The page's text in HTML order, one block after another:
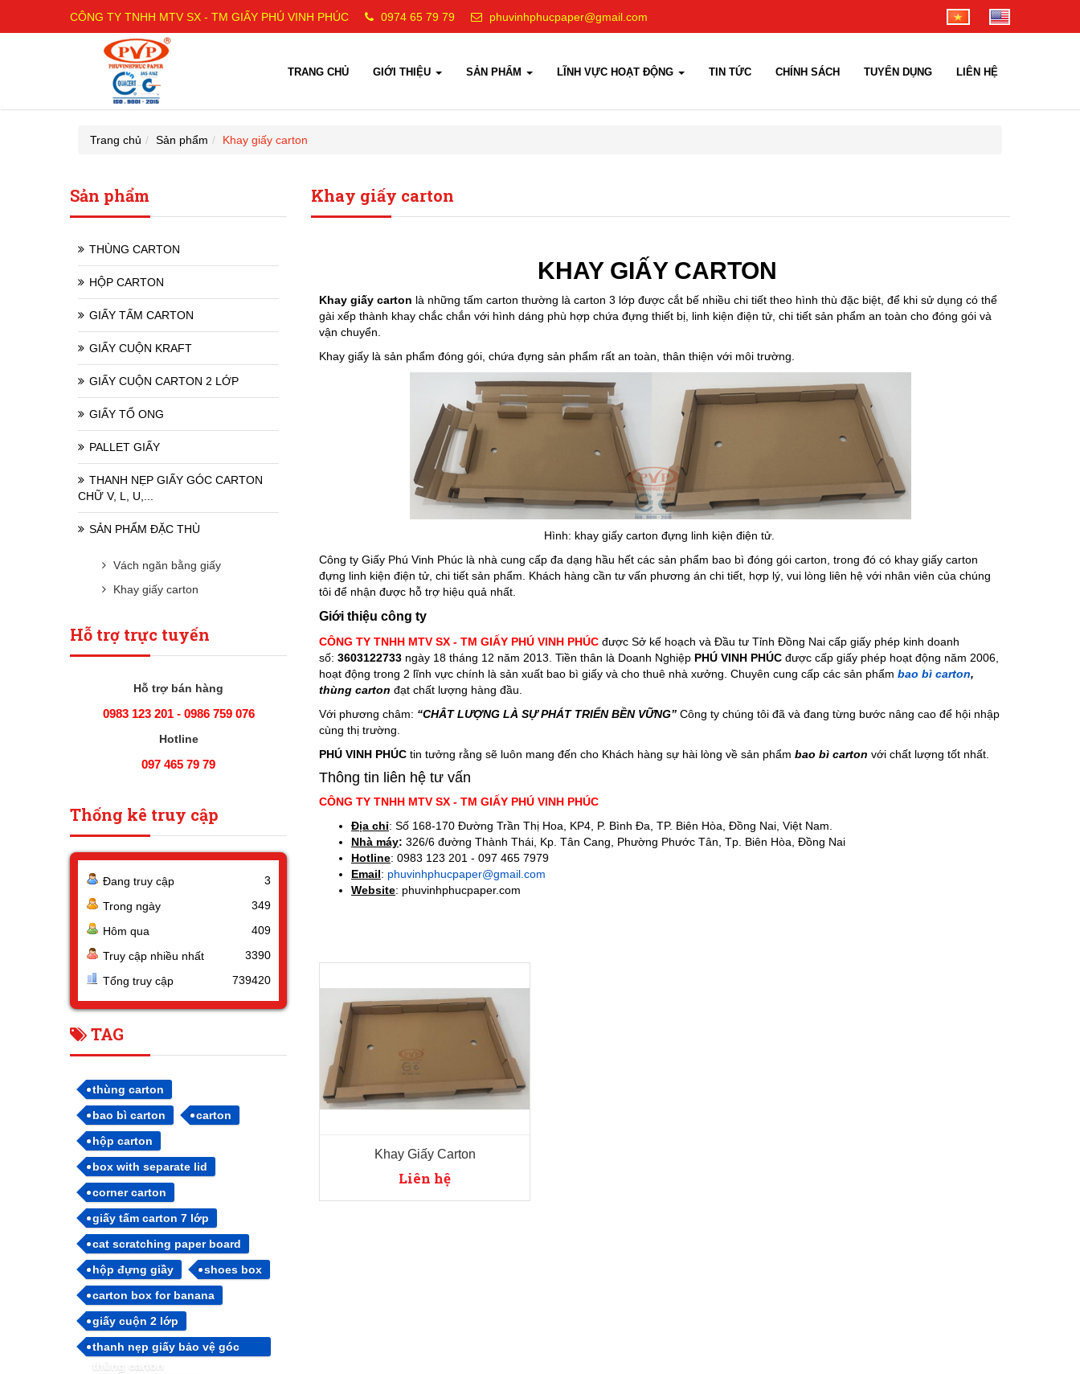
CÔNG TY TNHH MTV SX - TM GIẤY PHÚ VINH PHÚC 0974 65 79 79 phuvinhphucpaper@gmail.com
TRANG CHỦ GIỚI THIỆU SẢN PHẨM LĨNH VỰC HOẠT ĐỘNG TIN TỨC CHÍNH SÁCH TUYỂN DỤNG LIÊN HỆ
Trang chủ Sản phẩm Khay giấy carton
Khay giấy carton
KHAY GIẤY CARTON
Khay giấy carton là những tấm carton thường là carton 3 lớp được cắt bế nhiều chi tiết theo hình thù đặc biệt, để khi sử dụng có thể
gài xếp thành khay chắc chắn với hình dáng phù hợp chứa đựng thiết bị, linh kiện điện tử, chi tiết sản phẩm an toàn cho đóng gói và
vận chuyển.
Khay giấy là sản phẩm đóng gói, chứa đựng sản phẩm rất an toàn, thân thiện với môi trường.
Hình: khay giấy carton đựng linh kiện điện tử.
Công ty Giấy Phú Vinh Phúc là nhà cung cấp đa dạng hầu hết các sản phẩm bao bì đóng gói carton, trong đó có khay giấy carton
đựng linh kiện điện tử, chi tiết sản phẩm. Khách hàng cần tư vấn phương án chi tiết, hợp lý, vui lòng liên hệ với nhân viên của chúng
tôi để nhận được hỗ trợ hiệu quả nhất.
Giới thiệu công ty
CÔNG TY TNHH MTV SX - TM GIẤY PHÚ VINH PHÚC được Sở kế hoạch và Đầu tư Tỉnh Đồng Nai cấp giấy phép kinh doanh
số: 3603122733 ngày 18 tháng 12 năm 2013. Tiền thân là Doanh Nghiệp PHÚ VINH PHÚC được cấp giấy phép hoạt động năm 2006,
hoạt động trong 2 lĩnh vực chính là sản xuất bao bì giấy và cho thuê nhà xưởng. Chuyên cung cấp các sản phẩm bao bì carton,
thùng carton đạt chất lượng hàng đầu.
Với phương châm: “CHÂT LƯỢNG LÀ SỰ PHÁT TRIỂN BỀN VỮNG” Công ty chúng tôi đã và đang từng bước nâng cao để hội nhập
cùng thị trường.
PHÚ VINH PHÚC tin tưởng rằng sẽ luôn mang đến cho Khách hàng sự hài lòng về sản phẩm bao bì carton với chất lượng tốt nhất.
Thông tin liên hệ tư vấn
CÔNG TY TNHH MTV SX - TM GIẤY PHÚ VINH PHÚC
Địa chỉ: Số 168-170 Đường Trần Thị Hoa, KP4, P. Bình Đa, TP. Biên Hòa, Đồng Nai, Việt Nam.
Nhà máy: 326/6 đường Thành Thái, Kp. Tân Cang, Phường Phước Tân, Tp. Biên Hòa, Đồng Nai
Hotline: 0983 123 201 - 097 465 7979
Email: phuvinhphucpaper@gmail.com
Website: phuvinhphucpaper.com
Khay Giấy Carton
Liên hệ
Sản phẩm
THÙNG CARTON
HỘP CARTON
GIẤY TẤM CARTON
GIẤY CUỘN KRAFT
GIẤY CUỘN CARTON 2 LỚP
GIẤY TỔ ONG
PALLET GIẤY
THANH NẸP GIẤY GÓC CARTON
CHỮ V, L, U,...
SẢN PHẨM ĐẶC THÙ
Vách ngăn bằng giấy
Khay giấy carton
Hỗ trợ trực tuyến
Hỗ trợ bán hàng
0983 123 201 - 0986 759 076
Hotline
097 465 79 79
Thống kê truy cập
Đang truy cập
3
Trong ngày
349
Hôm qua
409
Truy cập nhiều nhất
3390
Tổng truy cập
739420
TAG
thùng carton
bao bì carton
carton
hộp carton
box with separate lid
corner carton
giấy tấm carton 7 lớp
cat scratching paper board
hộp đựng giầy
shoes box
carton box for banana
giấy cuộn 2 lớp
thanh nẹp giấy bảo vệ góc
thùng carton